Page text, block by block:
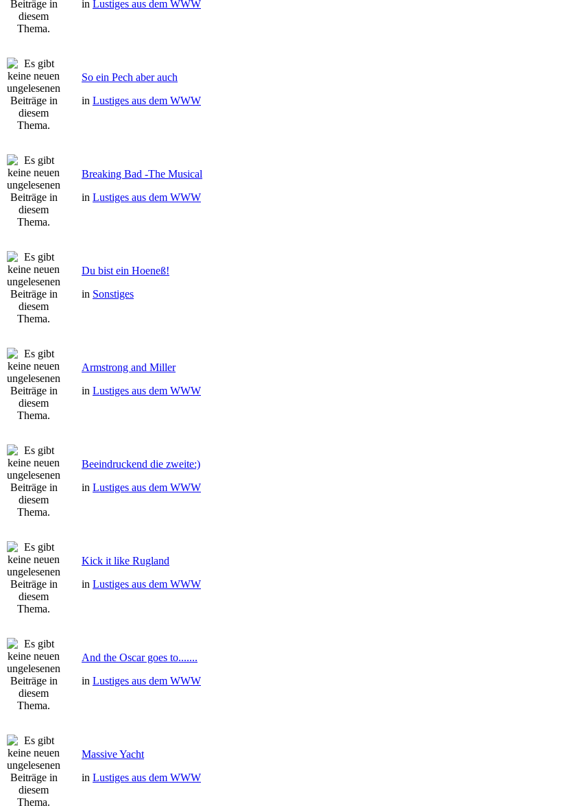
in Lustiges aus dem WWW
So ein Pech aber auch
in Lustiges aus dem WWW
Breaking Bad -The Musical
in Lustiges aus dem WWW
Du bist ein Hoeneß!
in Sonstiges
Armstrong and Miller
in Lustiges aus dem WWW
Beeindruckend die zweite:)
in Lustiges aus dem WWW
Kick it like Rugland
in Lustiges aus dem WWW
And the Oscar goes to.......
in Lustiges aus dem WWW
Massive Yacht
in Lustiges aus dem WWW